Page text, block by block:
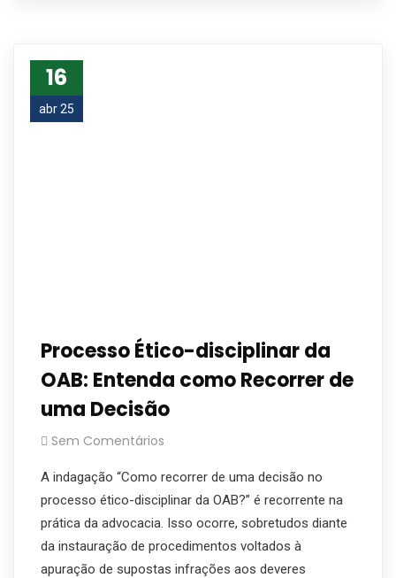
16
abr 25
Processo Ético-disciplinar da
OAB: Entenda como Recorrer de
uma Decisão
Sem Comentários
A indagação “Como recorrer de uma decisão no
processo ético-disciplinar da OAB?” é recorrente na
prática da advocacia. Isso ocorre, sobretudos diante
da instauração de procedimentos voltados à
apuração de supostas infrações aos deveres